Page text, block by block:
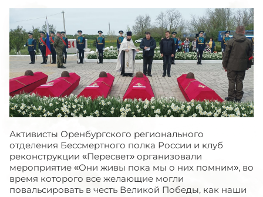
Активисты Оренбургского регионального
отделения Бессмертного полка России и клуб
реконструкции «Пересвет» организовали
мероприятие «Они живы пока мы о них помним», во
время которого все желающие могли
повальсировать в честь Великой Победы, как наши